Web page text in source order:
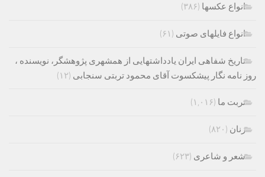
انواع عکسها (۳۸۶)
انواع فایلهای صوتی (۶۱)
تاریخ شفاهی ایران یادداشتهایی از همشهری پژوهشگر، نویسنده ،
روز نامه نگار پیشکسوت آقای محمود تربتی سنجابی (۱۲)
تربت ما (۱,۰۱۶)
زنان (۸۲۰)
شعر و شاعری (۶۲۳)